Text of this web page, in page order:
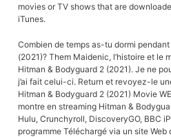
movies or TV shows that are
iTunes.
Combien de temps as-tu dormi
(2021)? Them Maidenic, l’histoire et le
Hitman & Bodyguard 2 (2021). Je ne
j’ai fait celui-ci. Return et revoyez-le
Hitman & Bodyguard 2 (2021) Movie
montre en streaming Hitman &
Hulu, Crunchyroll, DiscoveryGO, BBC
programme Téléchargé via un site